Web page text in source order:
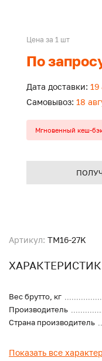
Артикул: TM16-27K
Вес брутто, кг
Производитель
Страна производитель
Показать все
Цена за 1 шт
По
Дата доставки: 19
Самовывоз: 18
Мгновенный кеш-